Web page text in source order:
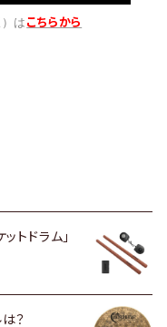
は こちらから
トドラム」
？